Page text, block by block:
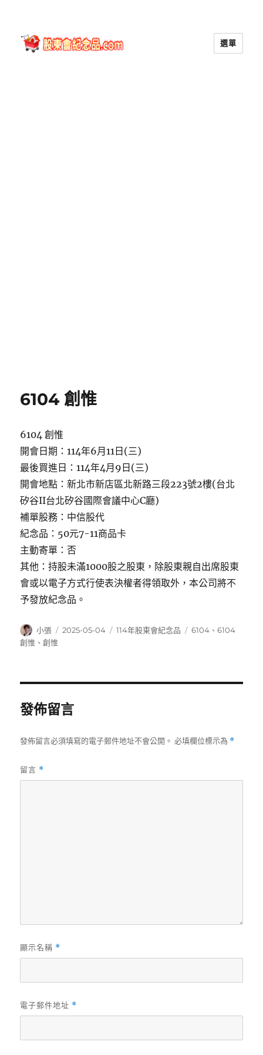
選單
6104 創惟
6104 創惟
開會日期：114年6月11日(三)
最後買進日：114年4月9日(三)
開會地點：新北市新店區北新路三段223號2樓(台北
矽谷II台北矽谷國際會議中心C廳)
補單股務：中信股代
紀念品：50元7-11商品卡
主動寄單：否
其他：持股未滿1000股之股東，除股東親自出席股東
會或以電子方式行使表決權者得領取外，本公司將不
予發放紀念品。
作
者
小張
發
2025-05-04
分
114年股東會紀念品
標
6104 、6104
創惟 、創惟
發佈留言
發佈留言必須填寫的電子郵件地址不會公開。 必填欄位標示為 *
留言 *
顯示名稱 *
電子郵件地址 *